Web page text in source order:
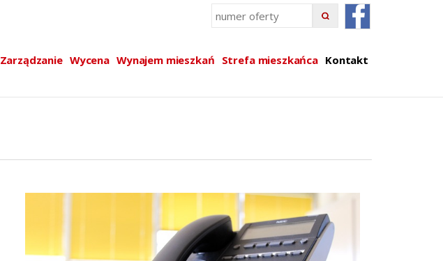
Zarządzanie Wycena Wynajem mieszkań Strefa mieszkańca Kontakt